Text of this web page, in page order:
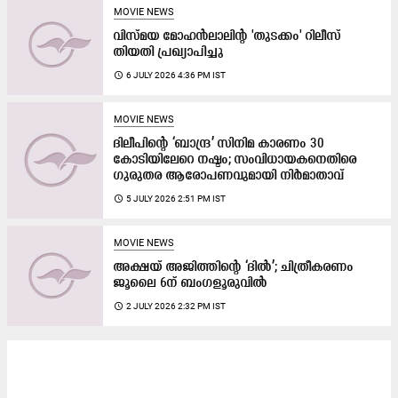
MOVIE NEWS
വിസ്മയ മോഹൻലാലിന്റ 'തുടക്കം' റിലീസ്
തിയതി പ്രഖ്യാപിച്ചു
access_time 6 JULY 2026 4:36 PM IST
MOVIE NEWS
ദിലീപിന്റെ ‘ബാന്ദ്ര’ സിനിമ കാരണം 30
കോടിയിലേറെ നഷ്ടം; സംവിധായകനെതിരെ
ഗുരുതര ആരോപണവുമായി നിർമാതാവ്
access_time 5 JULY 2026 2:51 PM IST
MOVIE NEWS
അക്ഷയ് അജിത്തിന്റെ ‘ദിൽ’; ചിത്രീകരണം
ജൂലൈ 6ന് ബംഗളൂരുവിൽ
access_time 2 JULY 2026 2:32 PM IST